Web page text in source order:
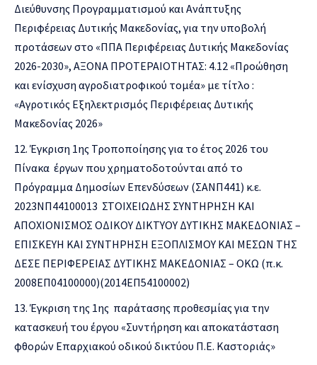
Διεύθυνσης Προγραμματισμού και Ανάπτυξης
Περιφέρειας Δυτικής Μακεδονίας, για την υποβολή
προτάσεων στο «ΠΠΑ Περιφέρειας Δυτικής Μακεδονίας
2026-2030», ΑΞΟΝΑ ΠΡΟΤΕΡΑΙΟΤΗΤΑΣ: 4.12 «Προώθηση
και ενίσχυση αγροδιατροφικού τομέα» με τίτλο :
«Αγροτικός Εξηλεκτρισμός Περιφέρειας Δυτικής
Μακεδονίας 2026»
Έγκριση 1ης Τροποποίησης για το έτος 2026 του
Πίνακα έργων που χρηματοδοτούνται από το
Πρόγραμμα Δημοσίων Επενδύσεων (ΣΑΝΠ441) κ.ε.
2023ΝΠ44100013 ΣΤΟΙΧΕΙΩΔΗΣ ΣΥΝΤΗΡΗΣΗ ΚΑΙ
ΑΠΟΧΙΟΝΙΣΜΟΣ ΟΔΙΚΟΥ ΔΙΚΤΥΟΥ ΔΥΤΙΚΗΣ ΜΑΚΕΔΟΝΙΑΣ –
ΕΠΙΣΚΕΥΗ ΚΑΙ ΣΥΝΤΗΡΗΣΗ ΕΞΟΠΛΙΣΜΟΥ ΚΑΙ ΜΕΣΩΝ ΤΗΣ
ΔΕΣΕ ΠΕΡΙΦΕΡΕΙΑΣ ΔΥΤΙΚΗΣ ΜΑΚΕΔΟΝΙΑΣ – ΟΚΩ (π.κ.
2008ΕΠ04100000)(2014ΕΠ54100002)
Έγκριση της 1ης παράτασης προθεσμίας για την
κατασκευή του έργου «Συντήρηση και αποκατάσταση
φθορών Επαρχιακού οδικού δικτύου Π.Ε. Καστοριάς»